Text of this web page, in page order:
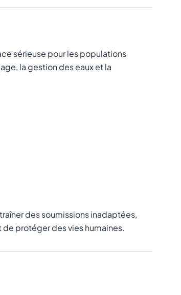
sérieuse pour les populations
la gestion des eaux et la
des soumissions inadaptées,
protéger des vies humaines.